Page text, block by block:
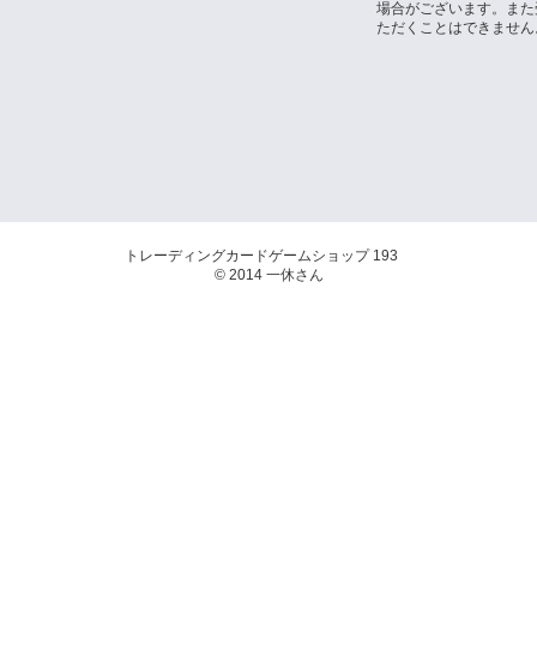
場合がございます。ま
ただくことはできませ
トレーディングカードゲームショップ 193
© 2014 一休さん